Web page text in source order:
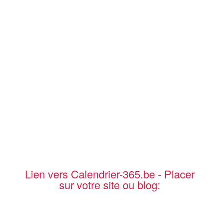
Lien vers Calendrier-365.be - Placer
sur votre site ou blog: